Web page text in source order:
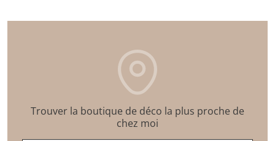
Trouver la boutique de déco la plus proche de
chez moi